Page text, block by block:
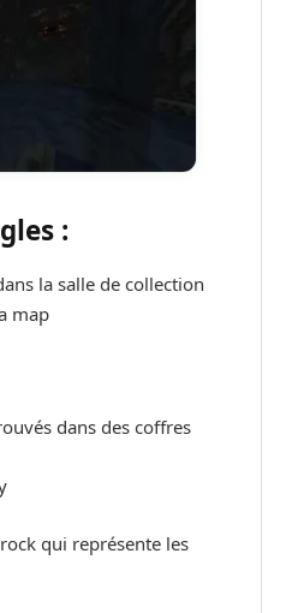
:
la salle de collection
map
dans des coffres
qui représente les